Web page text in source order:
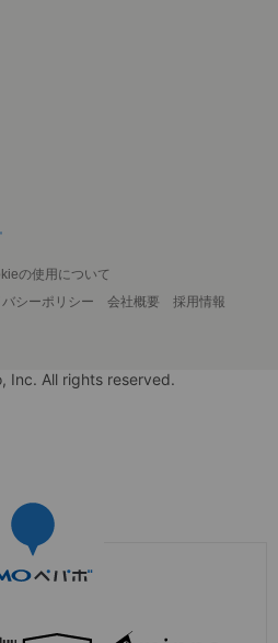
の使用について
シーポリシー 会社概要
採用情報
Inc. All rights reserved.